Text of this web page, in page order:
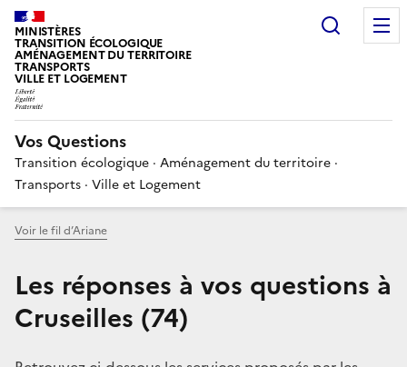
MINISTÈRES
TRANSITION ÉCOLOGIQUE
AMÉNAGEMENT DU TERRITOIRE
TRANSPORTS
VILLE ET LOGEMENT
Vos Questions
Transition écologique · Aménagement du territoire ·
Transports · Ville et Logement
Voir le fil d’Ariane
Les réponses à vos questions à
Cruseilles (74)